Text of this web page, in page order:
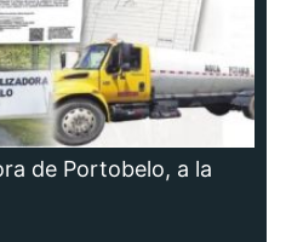
de Portobelo, a la